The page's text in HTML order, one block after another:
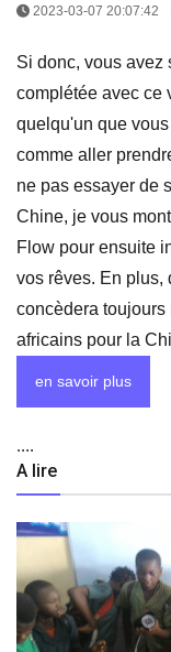
2023-03-07 20:07:42
Si donc, vous avez
complétée avec ce
quelqu'un que
comme aller
ne pas essayer de
Chine, je vous
Flow pour ensuite
vos rêves. En plus,
concèdera
africains pour la
en savoir plus
....
A lire